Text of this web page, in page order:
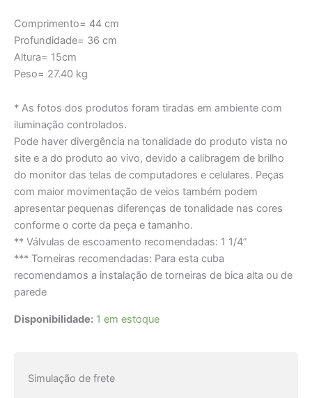
Comprimento= 44 cm
Profundidade= 36 cm
Altura= 15cm
Peso= 27.40 kg
* As fotos dos produtos foram tiradas em ambiente com
iluminação controlados.
Pode haver divergência na tonalidade do produto vista no
site e a do produto ao vivo, devido a calibragem de brilho
do monitor das telas de computadores e celulares. Peças
com maior movimentação de veios também podem
apresentar pequenas diferenças de tonalidade nas cores
conforme o corte da peça e tamanho.
** Válvulas de escoamento recomendadas: 1 1/4”
*** Torneiras recomendadas: Para esta cuba
recomendamos a instalação de torneiras de bica alta ou de
parede
Disponibilidade: 1 em estoque
Simulação de frete